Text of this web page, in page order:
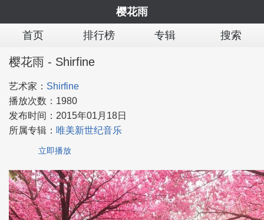
樱花雨
首页
排行榜 专辑 搜索
樱花雨 - Shirfine
艺术家： Shirfine
播放次数： 1980
发布时间： 2015年01月18日
所属专辑： 唯美新世纪音乐
立即播放